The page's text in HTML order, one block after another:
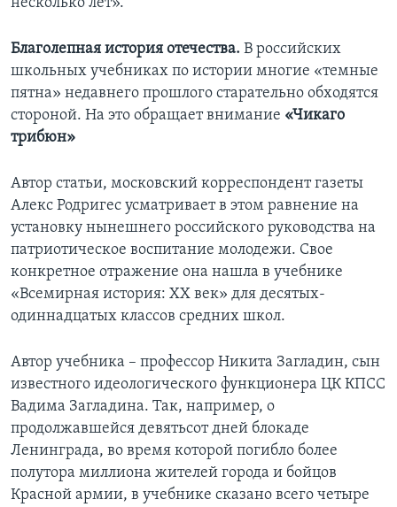
Благолепная история отечества. В российских
школьных учебниках по истории многие «темные
пятна» недавнего прошлого старательно обходятся
стороной. На это обращает внимание «Чикаго
трибюн»
Автор статьи, московский корреспондент газеты
Алекс Родригес усматривает в этом равнение на
установку нынешнего российского руководства на
патриотическое воспитание молодежи. Свое
конкретное отражение она нашла в учебнике
«Всемирная история: ХХ век» для десятых-
одиннадцатых классов средних школ.
Автор учебника – профессор Никита Загладин, сын
известного идеологического функционера ЦК КПСС
Вадима Загладина. Так, например, о
продолжавшейся девятьсот дней блокаде
Ленинграда, во время которой погибло более
полутора миллиона жителей города и бойцов
Красной армии, в учебнике сказано всего четыре